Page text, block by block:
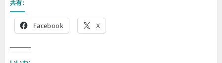
共有:
Facebook X